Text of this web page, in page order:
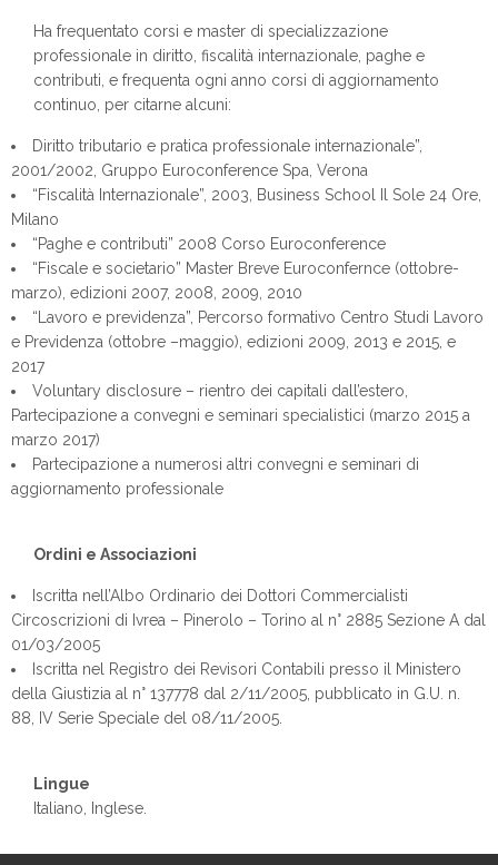
Ha frequentato corsi e master di specializzazione
professionale in diritto, fiscalità internazionale, paghe e
contributi, e frequenta ogni anno corsi di aggiornamento
continuo, per citarne alcuni:
Diritto tributario e pratica professionale internazionale”,
2001/2002, Gruppo Euroconference Spa, Verona
“Fiscalità Internazionale”, 2003, Business School Il Sole 24 Ore,
Milano
“Paghe e contributi” 2008 Corso Euroconference
“Fiscale e societario” Master Breve Euroconfernce (ottobre-
marzo), edizioni 2007, 2008, 2009, 2010
“Lavoro e previdenza”, Percorso formativo Centro Studi Lavoro
e Previdenza (ottobre –maggio), edizioni 2009, 2013 e 2015, e
2017
Voluntary disclosure – rientro dei capitali dall’estero,
Partecipazione a convegni e seminari specialistici (marzo 2015 a
marzo 2017)
Partecipazione a numerosi altri convegni e seminari di
aggiornamento professionale
Ordini e Associazioni
Iscritta nell’Albo Ordinario dei Dottori Commercialisti
Circoscrizioni di Ivrea – Pinerolo – Torino al n° 2885 Sezione A dal
01/03/2005
Iscritta nel Registro dei Revisori Contabili presso il Ministero
della Giustizia al n° 137778 dal 2/11/2005, pubblicato in G.U. n.
88, IV Serie Speciale del 08/11/2005.
Lingue
Italiano, Inglese.